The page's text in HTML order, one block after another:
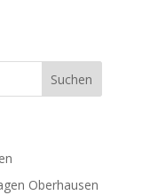
Oberhausen